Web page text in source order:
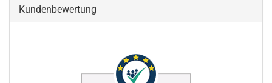
Kundenbewertung